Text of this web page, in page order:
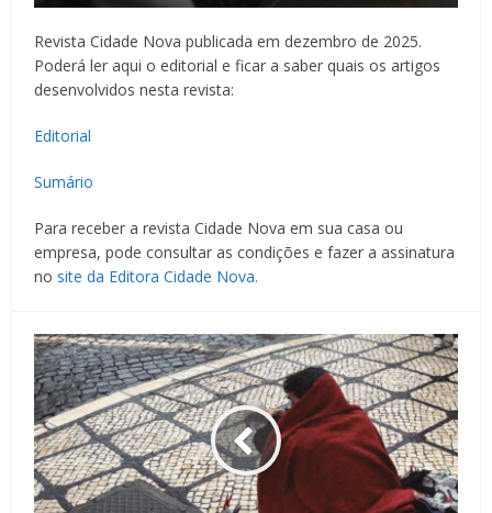
Revista Cidade Nova publicada em dezembro de 2025.
Poderá ler aqui o editorial e ficar a saber quais os artigos
desenvolvidos nesta revista:
Editorial
Sumário
Para receber a revista Cidade Nova em sua casa ou
empresa, pode consultar as condições e fazer a assinatura
no site da Editora Cidade Nova.